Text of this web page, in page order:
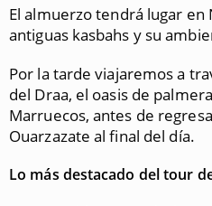
El almuerzo tendrá lugar en
antiguas kasbahs y su
Por la tarde viajaremos a
del Draa, el oasis de
Marruecos, antes de
Ouarzazate al final del día.
Lo más destacado del tour